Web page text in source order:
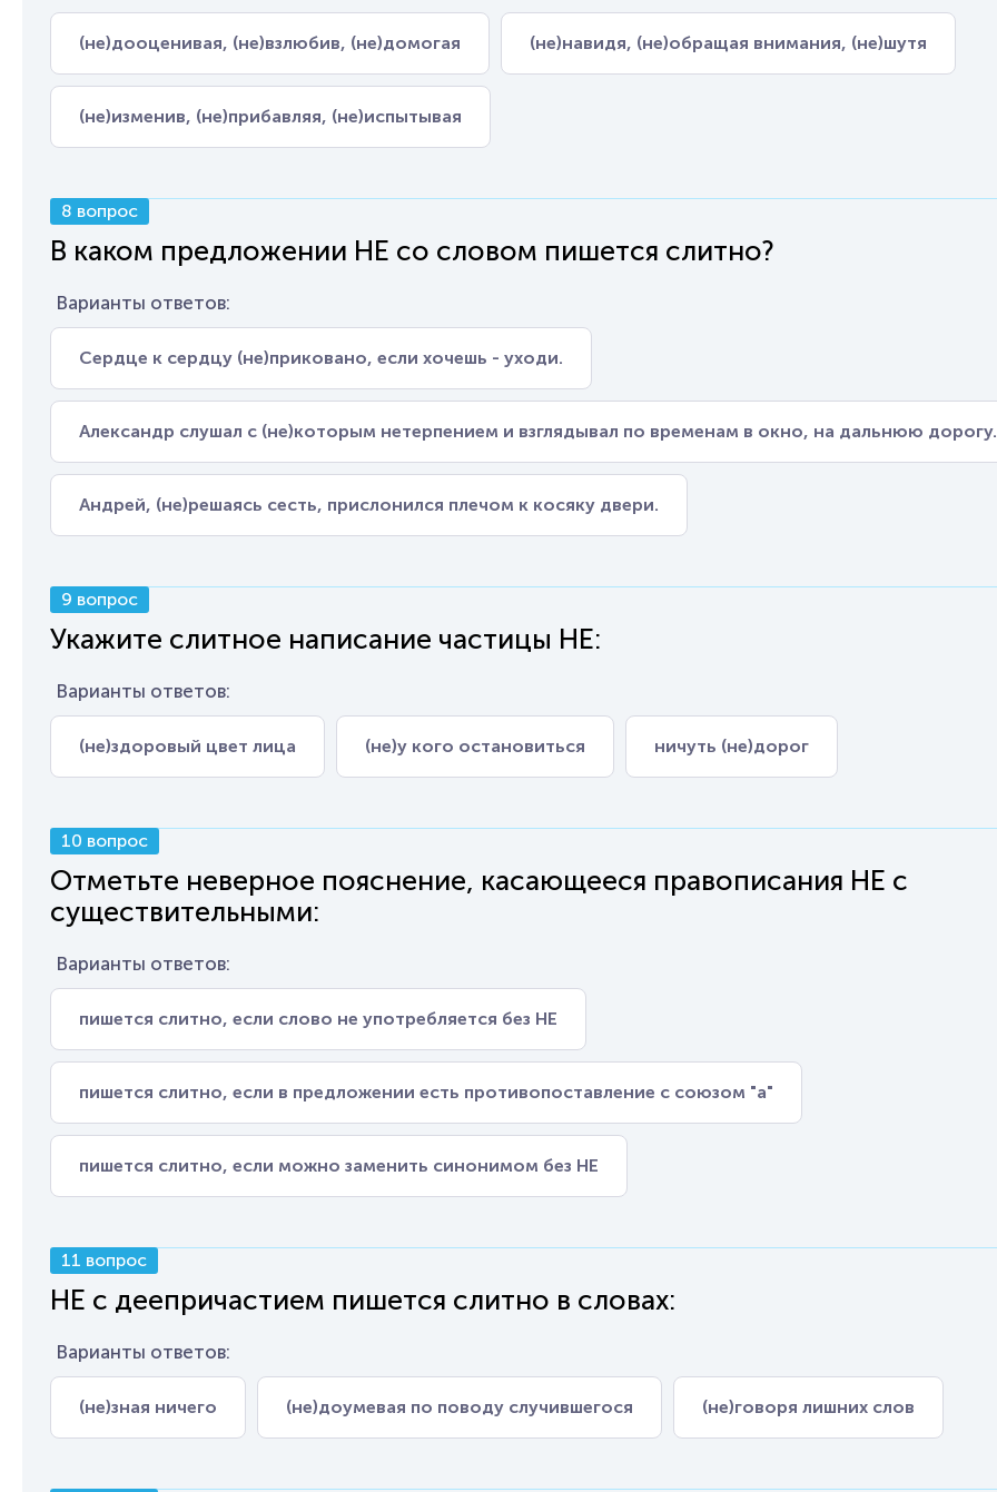
(не)дооценивая, (не)взлюбив, (не)домогая (не)навидя, (не)обращая внимания, (не)шутя
(не)изменив, (не)прибавляя, (не)испытывая
8 вопрос
В каком предложении НЕ со словом пишется слитно?
Варианты ответов:
Сердце к сердцу (не)приковано, если хочешь - уходи.
Александр слушал с (не)которым нетерпением и взглядывал по временам в окно, на дальнюю дорогу.
Андрей, (не)решаясь сесть, прислонился плечом к косяку двери.
9 вопрос
Укажите слитное написание частицы НЕ:
Варианты ответов:
(не)здоровый цвет лица (не)у кого остановиться ничуть (не)дорог
10 вопрос
Отметьте неверное пояснение, касающееся правописания НЕ с
существительными:
Варианты ответов:
пишется слитно, если слово не употребляется без НЕ
пишется слитно, если в предложении есть противопоставление с союзом "а"
пишется слитно, если можно заменить синонимом без НЕ
11 вопрос
НЕ с деепричастием пишется слитно в словах:
Варианты ответов:
(не)зная ничего (не)доумевая по поводу случившегося (не)говоря лишних слов